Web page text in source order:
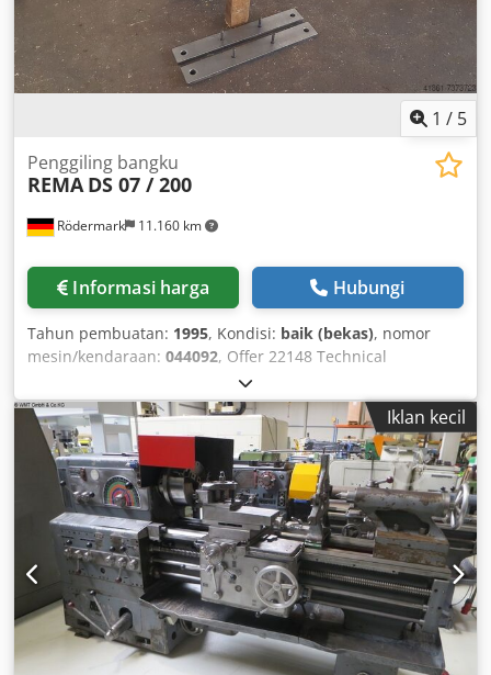
1 / 5
Rödermark 11.160 km
Penggiling bangku
REMA DS 07 / 200
Informasi harga Hubungi
Tahun pembuatan: 1995, Kondisi: baik (bekas), nomor
mesin/kendaraan: 044092, Offer 22148 Technical
Specifications: - Grinding wheel diameter: approx. 200 mm
- Grinding wheel width: approx. 25 mm - Grinding wheel
bore: approx. 51 mm - Wheel speed: 1450 rpm - Drive: 400
V / 0.7 kW - Space requirement: approx. W 600 x H 400 x D
350 mm - Weight: approx. 30 kg Dcjdpfxjiba R Nj Ahzsk -
Console for wall mounting
Iklan kecil